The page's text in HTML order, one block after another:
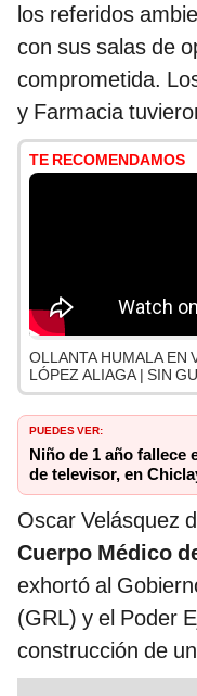
los referidos
con sus salas de
comprometida.
y Farmacia
TE RECOMENDAMOS
OLLANTA HUMALA EN
LÓPEZ ALIAGA | SIN
PUEDES VER:
Niño de 1 año fallece
de televisor, en
Oscar Velásquez
Cuerpo Médico
exhortó al
(GRL) y el Poder
construcción de